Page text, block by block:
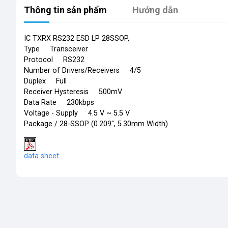
Thông tin sản phẩm Hướng dẫn
IC TXRX RS232 ESD LP
Type Transceiver
Protocol RS232
Number of Drivers/Receivers 4/5
Duplex Full
Receiver Hysteresis 500mV
Data Rate 230kbps
Voltage - Supply 4.5 V ~ 5.5 V
Package / 28-SSOP (0.209", 5.30mm Width)
data sheet